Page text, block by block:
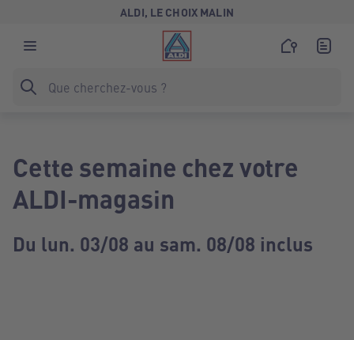
ALDI, LE CHOIX MALIN
Cette semaine chez votre
ALDI-magasin
Du lun. 03/08 au sam. 08/08 inclus